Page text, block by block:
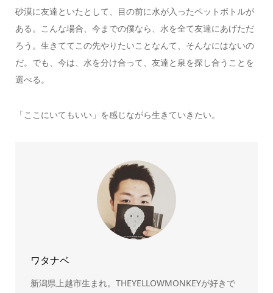
砂漠に友達といたとして、目の前に水が入ったペットボトルが
ある。こんな場合、今までの僕なら、水を全て友達にあげただ
ろう。生きててこの先やりたいことなんて、そんなにはないの
だ。でも、今は、水を分け合って、友達と泉を探し合うことを
選べる。
「ここにいてもいい」を感じながら生きていきたい。
ワタナベ
新潟県上越市生まれ。THEYELLOWMONKEYが好きで